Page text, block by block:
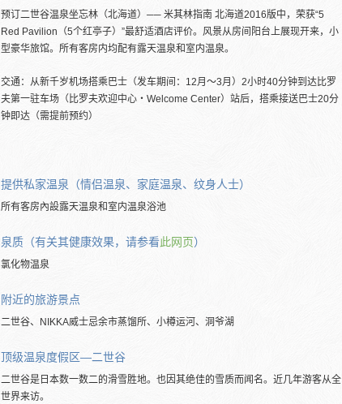
预订二世谷温泉坐忘林（北海道）── 米其林指南 北海道2016版中，荣获“5
Red Pavilion（5个红亭子）”最舒适酒店评价。风景从房间阳台上展现开来，小
型豪华旅馆。所有客房内均配有露天温泉和室内温泉。
交通：从新千岁机场搭乘巴士（发车期间：12月～3月）2小时40分钟到达比罗
夫第一驻车场（比罗夫欢迎中心・Welcome Center）站后，搭乘接送巴士20分
钟即达（需提前预约）
提供私家温泉（情侣温泉、家庭温泉、纹身人士）
所有客房內設露天温泉和室内温泉浴池
泉质（有关其健康效果，请参看此网页）
氯化物温泉
附近的旅游景点
二世谷、NIKKA威士忌余市蒸馏所、小樽运河、洞爷湖
顶级温泉度假区―二世谷
二世谷是日本数一数二的滑雪胜地。也因其绝佳的雪质而闻名。近几年游客从全
世界来访。